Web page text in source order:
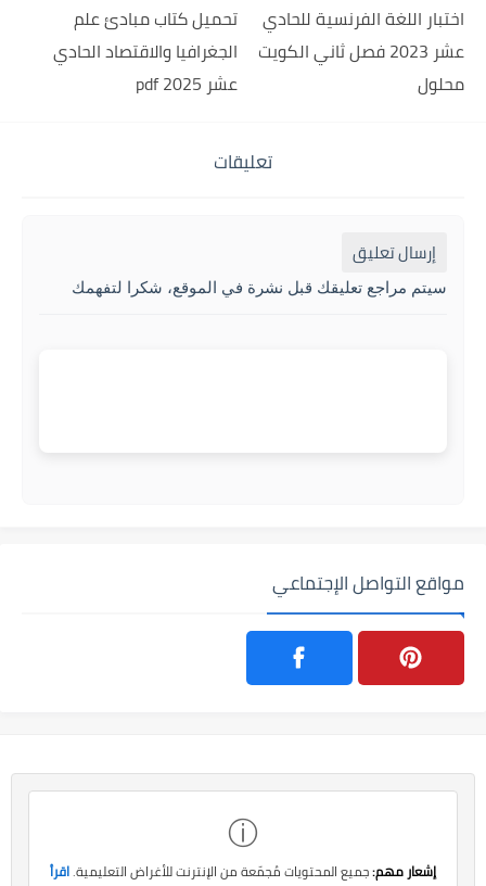
اختبار اللغة الفرنسية للحادي
عشر 2023 فصل ثاني الكويت
محلول
تحميل كتاب مبادئ علم
الجغرافيا والاقتصاد الحادي
عشر 2025 pdf
تعليقات
إرسال تعليق
سيتم مراجع تعليقك قبل نشرة في الموقع، شكرا لتفهمك
مواقع التواصل الإجتماعي
ⓘ
إشعار مهم:جميع المحتويات مُجمّعة من الإنترنت للأغراض التعليمية.اقرأ